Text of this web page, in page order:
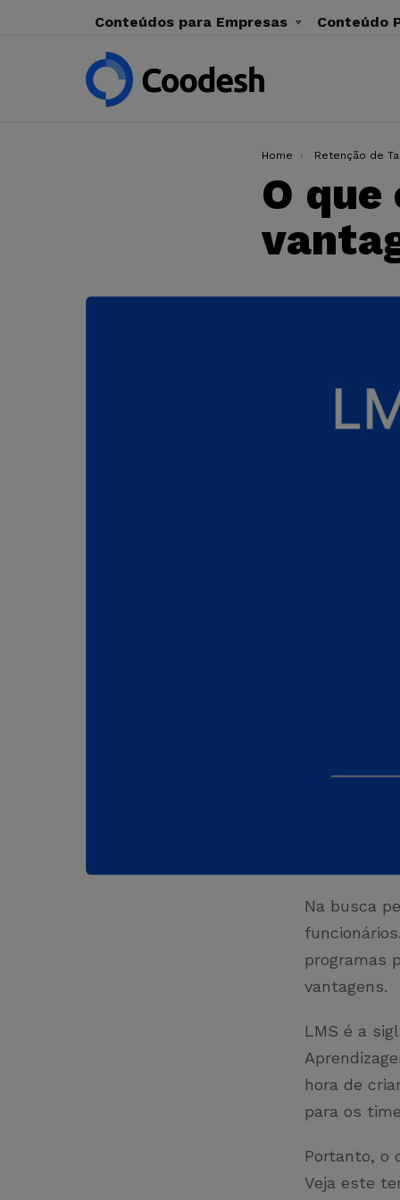
Conteúdos para Empresas Conteúdo
You are here:
Home Retenção de
O que
Na busca
programas
vantagens.
LMS é a
hora de
para os
Portanto, o
Veja este